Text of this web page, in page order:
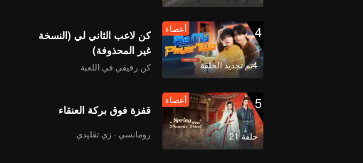
4
4تم تجديد الحلقة
أعضاء
كن لاعب الثاني لي (النسخة
غير المحذوفة)
كن رفيقي في اللعبة
5
حلقة 21
أعضاء
قفزة فوق بركة العنقاء
رومانسي · زي تقليدي